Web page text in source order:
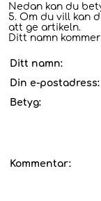
Nedan kan du
5. Om du vill kan
att ge artikeln.
Ditt namn
Ditt namn:
Din e-postadress:
Betyg:
Kommentar: